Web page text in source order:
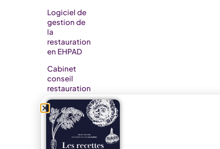
Logiciel de
gestion de
la
restauration
en EHPAD​
Cabinet
conseil
restauration
Nos
formations
Nos
partenaires